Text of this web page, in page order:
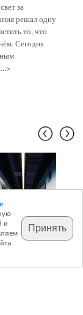
за
решал одну
то, что
Сегодня
подпишитесь на наш
телеграм @archi_ru
✕
и
Принять